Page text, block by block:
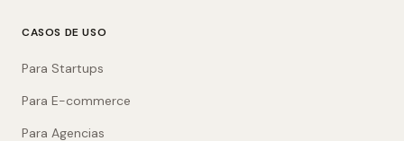
CASOS DE USO
Para Startups
Para E-commerce
Para Agencias